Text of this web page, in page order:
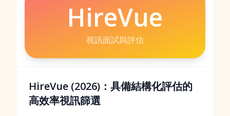
HireVue
視訊面試與評估
HireVue (2026)：具備結構化評估的
高效率視訊篩選